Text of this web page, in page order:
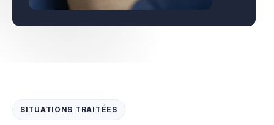
SITUATIONS TRAITÉES